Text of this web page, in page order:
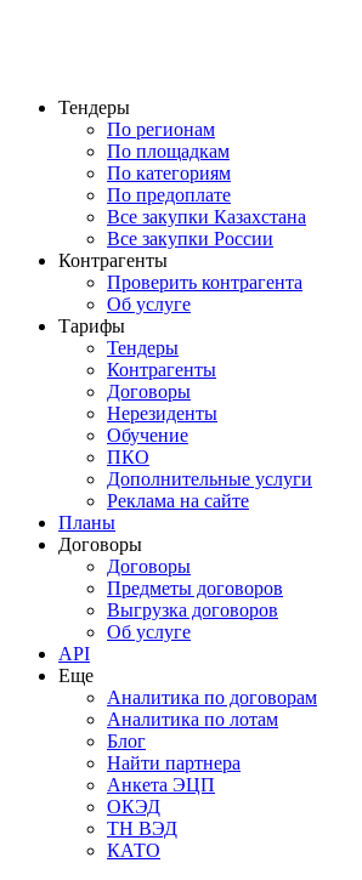
Тендеры
По регионам
По площадкам
По категориям
По предоплате
Все закупки Казахстана
Все закупки России
Контрагенты
Проверить контрагента
Об услуге
Тарифы
Тендеры
Контрагенты
Договоры
Нерезиденты
Обучение
ПКО
Дополнительные услуги
Реклама на сайте
Планы
Договоры
Договоры
Предметы договоров
Выгрузка договоров
Об услуге
API
Еще
Аналитика по договорам
Аналитика по лотам
Блог
Найти партнера
Анкета ЭЦП
ОКЭД
ТН ВЭД
КАТО